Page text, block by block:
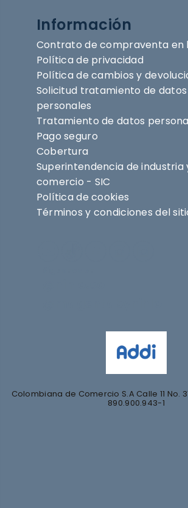
Información
Contrato de compraventa en
Política de privacidad
Política de cambios y
Solicitud tratamiento de datos
personales
Tratamiento de datos
Pago seguro
Cobertura
Superintendencia de industria
comercio - SIC
Política de cookies
Términos y condiciones del
Colombiana de Comercio S.A Calle 11 No.
890.900.943-1